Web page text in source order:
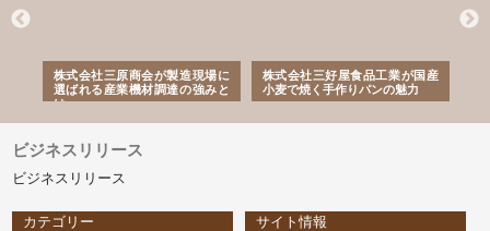
株式会社三原商会が製造現場に
選ばれる産業機材調達の強みと
は
株式会社三好屋食品工業が国産
小麦で焼く手作りパンの魅力
ビジネスリリース
ビジネスリリース
カテゴリー
サイト情報